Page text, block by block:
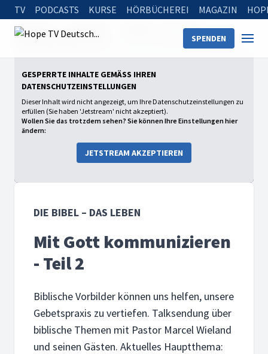
TV PODCASTS KURSE HÖRBÜCHEREI MAGAZIN
SPENDEN
Startseite
Die Bibel – Das Leben
2026: Mein Leben mit Gott
Mit Gott kommunizieren - Teil 2
GESPERRTE INHALTE GEMÄSS IHREN D
ATENSCHUTZEINSTELLUNGEN
Dieser Inhalt wird nicht angezeigt, um Ihre Datenschutzeinstellungen zu
erfüllen (Sie haben 'Jetstream' nicht akzeptiert).
Wollen Sie das trotzdem sehen? Sie können Ihre Einstellungen hier
ändern:
JETSTREAM AKZEPTIEREN
DIE BIBEL – DAS LEBEN
Mit Gott kommunizieren
- Teil 2
Biblische Vorbilder können uns helfen, unsere
Gebetspraxis zu vertiefen. Talksendung über
biblische Themen mit Pastor Marcel Wieland
und seinen Gästen. Aktuelles Hauptthema: